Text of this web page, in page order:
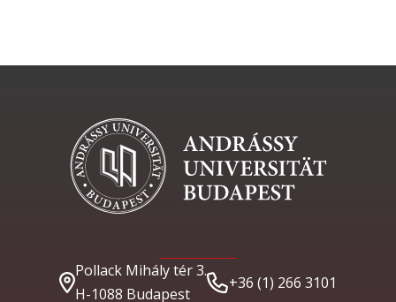
Pollack Mihály tér 3.
H-1088 Budapest
+36 (1) 266 3101